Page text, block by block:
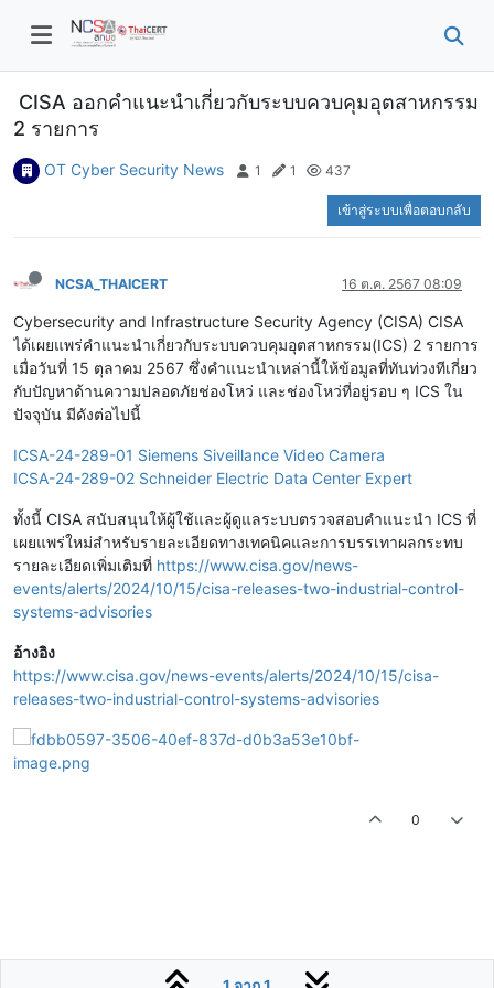
CISA ออกคำแนะนำเกี่ยวกับระบบควบคุมอุตสาหกรรม
2 รายการ
OT Cyber Security News 1 1 437
เข้าสู่ระบบเพื่อตอบกลับ
NCSA_THAICERT 16 ต.ค. 2567 08:09
Cybersecurity and Infrastructure Security Agency (CISA) CISA
ได้เผยแพร่คำแนะนำเกี่ยวกับระบบควบคุมอุตสาหกรรม(ICS) 2 รายการ
เมื่อวันที่ 15 ตุลาคม 2567 ซึ่งคำแนะนำเหล่านี้ให้ข้อมูลที่ทันท่วงทีเกี่ยว
กับปัญหาด้านความปลอดภัยช่องโหว่ และช่องโหว่ที่อยู่รอบ ๆ ICS ใน
ปัจจุบัน มีดังต่อไปนี้
ICSA-24-289-01 Siemens Siveillance Video Camera
ICSA-24-289-02 Schneider Electric Data Center Expert
ทั้งนี้ CISA สนับสนุนให้ผู้ใช้และผู้ดูแลระบบตรวจสอบคำแนะนำ ICS ที่
เผยแพร่ใหม่สำหรับรายละเอียดทางเทคนิคและการบรรเทาผลกระทบ
รายละเอียดเพิ่มเติมที่ https://www.cisa.gov/news-
events/alerts/2024/10/15/cisa-releases-two-industrial-control-
systems-advisories
อ้างอิง
https://www.cisa.gov/news-events/alerts/2024/10/15/cisa-
releases-two-industrial-control-systems-advisories
0